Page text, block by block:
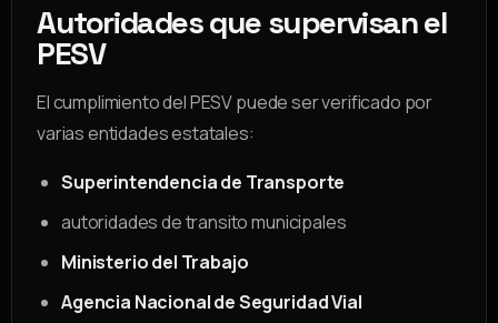
Autoridades que supervisan el
PESV
El cumplimiento del PESV puede ser verificado por
varias entidades estatales:
Superintendencia de Transporte
autoridades de transito municipales
Ministerio del Trabajo
Agencia Nacional de Seguridad Vial